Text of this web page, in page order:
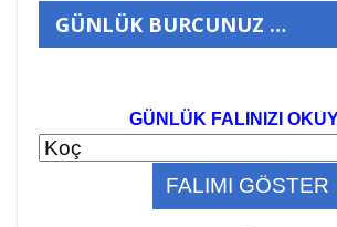
GÜNLÜK BURCUNUZ …
GÜNLÜK FALINIZI